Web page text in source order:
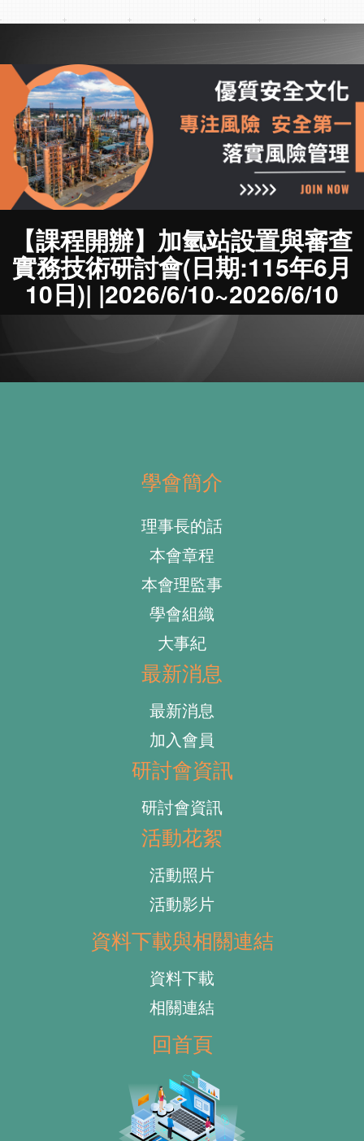
【課程開辦】加氫站設置與審查
實務技術研討會(日期:115年6月
10日)| |2026/6/10~2026/6/10
學會簡介
理事長的話
本會章程
本會理監事
學會組織
大事紀
最新消息
最新消息
加入會員
研討會資訊
研討會資訊
活動花絮
活動照片
活動影片
資料下載與相關連結
資料下載
相關連結
回首頁